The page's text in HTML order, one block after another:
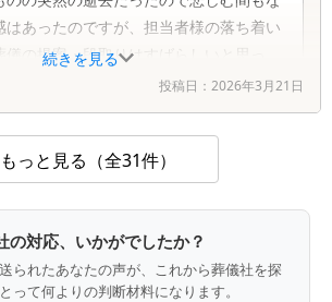
続きを見る
はあったのですが、担当者様の落ち着い
儀の提案・段取りはすばらしいと思っ
金額わからなかったので教えていただき
様と会う事もなく静かに見送りできて故
思う。次回の分も入会したいと思える葬
夜、泊りの控室もきれいな旅館のよう
夜を過ごせてありがたかった。
投稿日： 2026年3月21日
もっと見る（全31件）
の対応、いかがでしたか？
られたあなたの声が、これから葬儀社を探
って何よりの判断材料になります。